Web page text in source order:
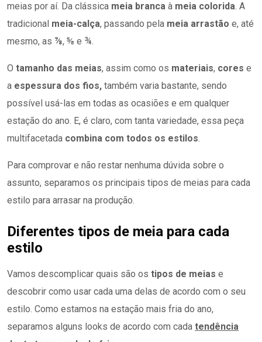
meias por aí. Da clássica meia branca à meia colorida. A
tradicional meia-calça, passando pela meia arrastão e, até
mesmo, as ⅞, ⅝ e ¾.
O tamanho das meias, assim como os materiais, cores e
a espessura dos fios, também varia bastante, sendo
possível usá-las em todas as ocasiões e em qualquer
estação do ano. E, é claro, com tanta variedade, essa peça
multifacetada combina com todos os estilos.
Para comprovar e não restar nenhuma dúvida sobre o
assunto, separamos os principais tipos de meias para cada
estilo para arrasar na produção.
Diferentes tipos de meia para cada
estilo
Vamos descomplicar quais são os tipos de meias e
descobrir como usar cada uma delas de acordo com o seu
estilo. Como estamos na estação mais fria do ano,
separamos alguns looks de acordo com cada tendência